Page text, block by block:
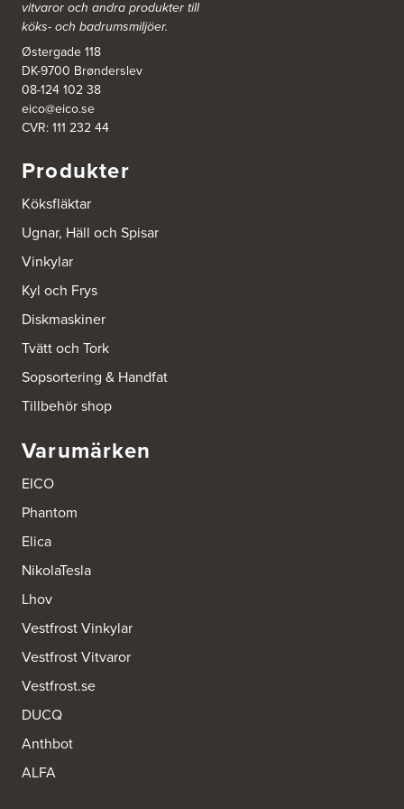
Ballingslöv Arninge
Hantverkarvägen 14
187 66 Täby
Tel.:0046-86300150
http://www.ballingslov.se
Ballingslöv Borås
Tel.:0046-333232502
Ballingslöv Göteborg C
Mölndalsvägen 28
412 63 Göteborg
Tel.:0046-31757500
http://www.ballingslov.se
Ballingslöv Hässleholm
Stoby Måleri AB
Tel.:0046-725286480
Okvägen 6
Stoby Måleri AB
281 51 Hässleholm
http://www.ballingslov.se
Ballingslöv Jönköping
553 03 Jönköping
http://www.ballingslov.se
Ballingslöv Länna
136 49 Vega
http://www.ballingslov.se
vitvaror och andra produkter till
köks- och badrumsmiljöer.
Østergade 118
DK-9700 Brønderslev
08-124 102 38
eico@eico.se
CVR: 111 232 44
Produkter
Köksfläktar
Ugnar, Häll och Spisar
Vinkylar
Kyl och Frys
Diskmaskiner
Tvätt och Tork
Sopsortering & Handfat
Tillbehör shop
Varumärken
EICO
Phantom
Elica
NikolaTesla
Lhov
Vestfrost Vinkylar
Vestfrost Vitvaror
Vestfrost.se
DUCQ
Anthbot
ALFA